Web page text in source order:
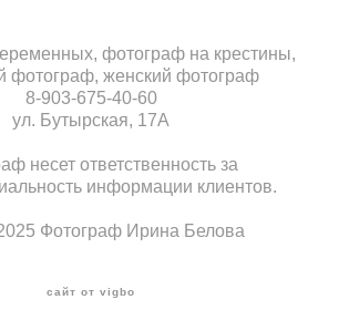
фотограф на крестины,
фотограф, женский фотограф
8-903-675-40-60
ул. Бутырская, 17А
несет ответственность за
информации клиентов.
Фотограф Ирина Белова
сайт от vigbo